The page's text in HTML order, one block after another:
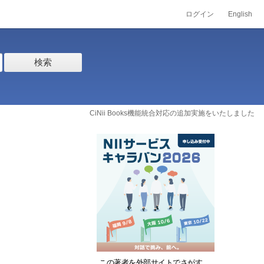
ログイン English
検索
CiNii Books機能統合対応の追加実施をいたしました